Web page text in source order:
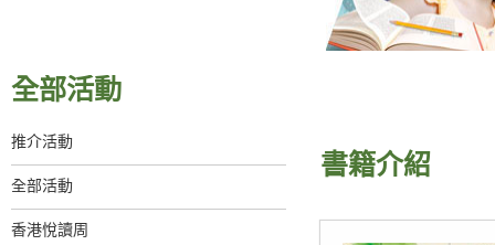
全部活動
推介活動
全部活動
香港悅讀周
書籍介紹